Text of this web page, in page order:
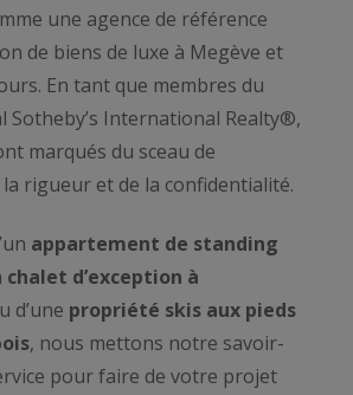
une agence de référence
de biens de luxe à Megève et
En tant que membres du
Sotheby’s International Realty®,
marqués du sceau de
la rigueur et de la confidentialité.
appartement de standing
chalet d’exception à
d’une propriété skis aux pieds
, nous mettons notre savoir-
pour faire de votre projet